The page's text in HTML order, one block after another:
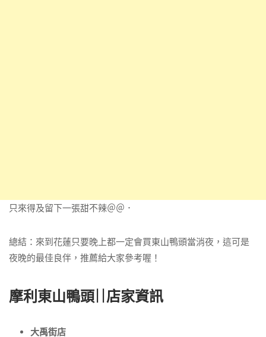
只來得及留下一張甜不辣＠＠．
總結：來到花蓮只要晚上都一定會買東山鴨頭當消夜，這可是
夜晚的最佳良伴，推薦給大家參考喔！
摩利東山鴨頭||店家資訊
大禹街店